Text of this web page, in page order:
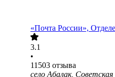
«Почта России»,
3.1
•
11503 отзыва
село Абалак, Советская